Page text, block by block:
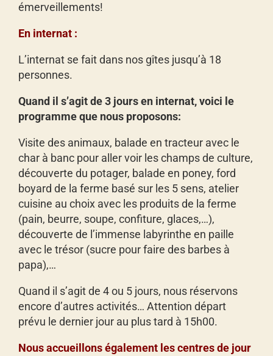
tracteur
PONEY
NOURRITURE
cochons
groupe école
potager
émerveillements!
En internat :
L’internat se fait dans nos gîtes jusqu’à 18
personnes.
Quand il s’agit de 3 jours en internat, voici le
programme que nous proposons:
Visite des animaux, balade en tracteur avec le
char à banc pour aller voir les champs de culture,
découverte du potager, balade en poney, ford
boyard de la ferme basé sur les 5 sens, atelier
cuisine au choix avec les produits de la ferme
(pain, beurre, soupe, confiture, glaces,…),
découverte de l’immense labyrinthe en paille
avec le trésor (sucre pour faire des barbes à
papa),…
Quand il s’agit de 4 ou 5 jours, nous réservons
encore d’autres activités… Attention départ
prévu le dernier jour au plus tard à 15h00.
Nous accueillons également les centres de jour